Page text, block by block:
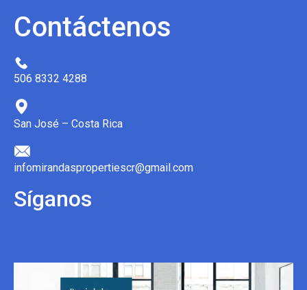
Contáctenos
506 8332 4288
San José – Costa Rica
infomirandaspropertiescr@gmail.com
Síganos